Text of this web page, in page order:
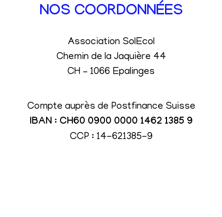
NOS COORDONNÉES
Association SolEcol
Chemin de la Jaquière 44
CH – 1066 Epalinges
Compte auprès de Postfinance Suisse
IBAN : CH60 0900 0000 1462 1385 9
CCP : 14-621385-9